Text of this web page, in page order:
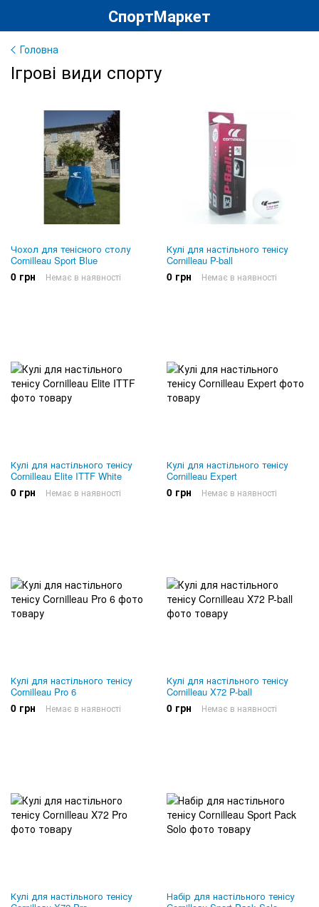
СпортМаркет
Головна
Ігрові види спорту
Чохол для тенісного столу
Cornilleau Sport Blue
0 грн Немає в наявності
Кулі для настільного тенісу
Cornilleau P-ball
0 грн Немає в наявності
Кулі для настільного тенісу
Cornilleau Elite ITTF White
0 грн Немає в наявності
Кулі для настільного тенісу
Cornilleau Expert
0 грн Немає в наявності
Кулі для настільного тенісу
Cornilleau Pro 6
0 грн Немає в наявності
Кулі для настільного тенісу
Cornilleau X72 P-ball
0 грн Немає в наявності
Кулі для настільного тенісу
Набір для настільного тенісу